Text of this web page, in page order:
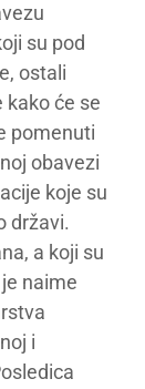
su pod
ostali
će se
pomenuti
obavezi
koje su
državi.
a koji su
naime
i